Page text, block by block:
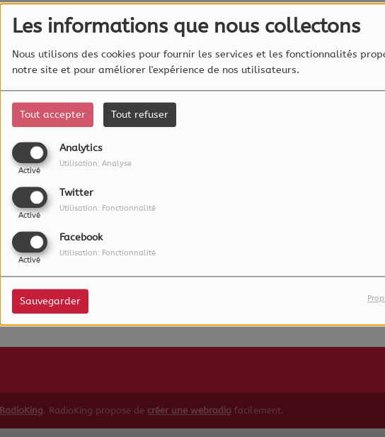
Les informations que nous collectons
Nous utilisons des cookies pour fournir les services et les fonctionnalités
notre site et pour améliorer l'expérience de nos utilisateurs.
Tout accepter Tout refuser
Analytics
Activé
Utilisation: Analyse
Twitter
Activé
Utilisation: Fonctionnalité
Facebook
Activé
Utilisation: Fonctionnalité
Sauvegarder
Oups, vous avez rencontré une
Il semble que la page que vous recherchez n’existe plus.
RadioKing. RadioKing propose de créer une webradio facilement.